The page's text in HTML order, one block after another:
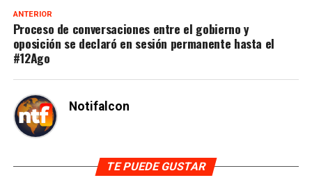
ANTERIOR
Proceso de conversaciones entre el gobierno y
oposición se declaró en sesión permanente hasta el
#12Ago
Notifalcon
TE PUEDE GUSTAR